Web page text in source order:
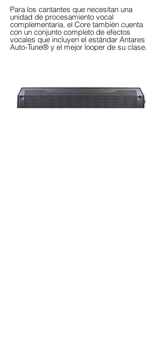
Para los cantantes que necesitan una
unidad de procesamiento vocal
complementaria, el Core también cuenta
con un conjunto completo de efectos
vocales que incluyen el estándar Antares
Auto-Tune® y el mejor looper de su clase.